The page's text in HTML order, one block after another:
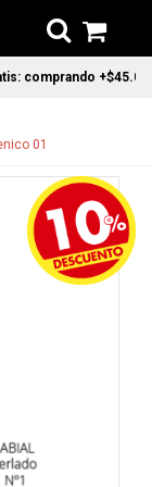
+$45.000
01